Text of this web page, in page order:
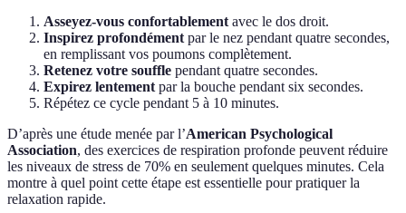
Asseyez-vous confortablement avec le dos droit.
Inspirez profondément par le nez pendant quatre secondes,
en remplissant vos poumons complètement.
Retenez votre souffle pendant quatre secondes.
Expirez lentement par la bouche pendant six secondes.
Répétez ce cycle pendant 5 à 10 minutes.
D’après une étude menée par l’American Psychological
Association, des exercices de respiration profonde peuvent réduire
les niveaux de stress de 70% en seulement quelques minutes. Cela
montre à quel point cette étape est essentielle pour pratiquer la
relaxation rapide.